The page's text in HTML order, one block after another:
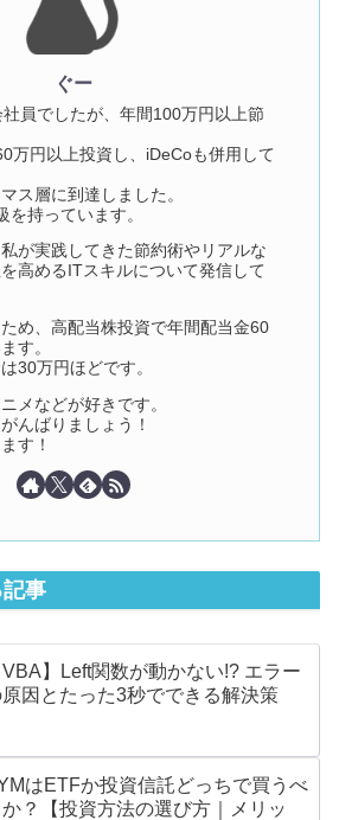
ぐー
員でしたが、年間100万円以上節
万円以上投資し、iDeCoも併用して
ス層に到達しました。
を持っています。
が実践してきた節約術やリアルな
高めるITスキルについて発信して
め、高配当株投資で年間配当金60
す。
30万円ほどです。
メなどが好きです。
んばりましょう！
す！
事
VBA】Left関数が動かない!? エラー
因とたった3秒でできる解決策
はETFか投資信託どっちで買うべ
か？【投資方法の選び方｜メリッ